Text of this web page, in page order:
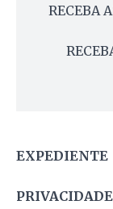
RECEBA
EXPEDIENTE
PRIVACIDADE